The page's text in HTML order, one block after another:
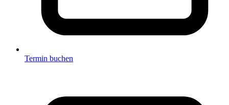
Termin buchen